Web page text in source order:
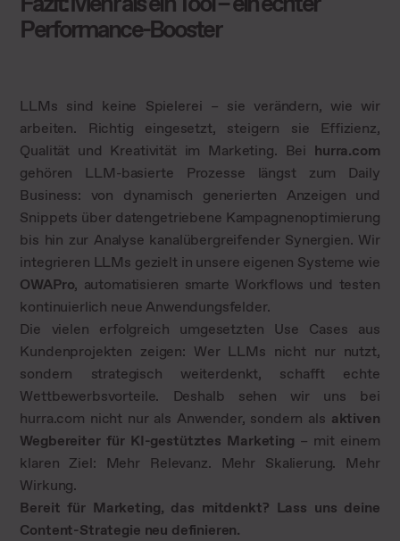
Performance-Booster
LLMs sind keine Spielerei – sie verändern, wie wir
arbeiten. Richtig eingesetzt, steigern sie Effizienz,
Qualität und Kreativität im Marketing. Bei hurra.com
gehören LLM-basierte Prozesse längst zum Daily
Business: von dynamisch generierten Anzeigen und
Snippets über datengetriebene Kampagnenoptimierung
bis hin zur Analyse kanalübergreifender Synergien. Wir
integrieren LLMs gezielt in unsere eigenen Systeme wie
OWAPro, automatisieren smarte Workflows und testen
kontinuierlich neue Anwendungsfelder.
Die vielen erfolgreich umgesetzten Use Cases aus
Kundenprojekten zeigen: Wer LLMs nicht nur nutzt,
sondern strategisch weiterdenkt, schafft echte
Wettbewerbsvorteile. Deshalb sehen wir uns bei
hurra.com nicht nur als Anwender, sondern als aktiven
Wegbereiter für KI-gestütztes Marketing – mit einem
klaren Ziel: Mehr Relevanz. Mehr Skalierung. Mehr
Wirkung.
Bereit für Marketing, das mitdenkt? Lass uns deine
Content-Strategie neu definieren.